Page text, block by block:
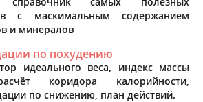
с маскимальным содержанием
и минералов
по похудению
идеального веса, индекс массы
коридора калорийности,
по снижению, план действий.